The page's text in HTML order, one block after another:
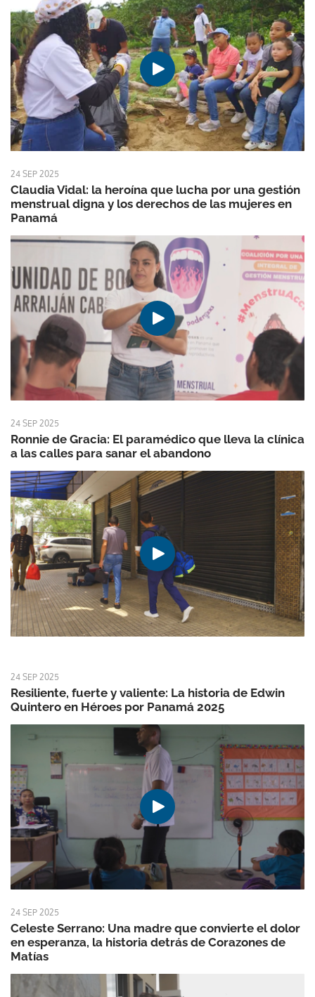
24 SEP 2025
Claudia Vidal: la heroína que lucha por una gestión
menstrual digna y los derechos de las mujeres en
Panamá
24 SEP 2025
Ronnie de Gracia: El paramédico que lleva la clínica
a las calles para sanar el abandono
24 SEP 2025
Resiliente, fuerte y valiente: La historia de Edwin
Quintero en Héroes por Panamá 2025
24 SEP 2025
Celeste Serrano: Una madre que convierte el dolor
en esperanza, la historia detrás de Corazones de
Matías